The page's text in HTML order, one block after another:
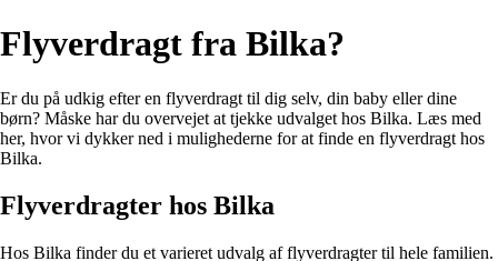
Flyverdragt fra Bilka?
Er du på udkig efter en flyverdragt til dig selv, din baby eller dine
børn? Måske har du overvejet at tjekke udvalget hos Bilka. Læs med
her, hvor vi dykker ned i mulighederne for at finde en flyverdragt hos
Bilka.
Flyverdragter hos Bilka
Hos Bilka finder du et varieret udvalg af flyverdragter til hele familien.